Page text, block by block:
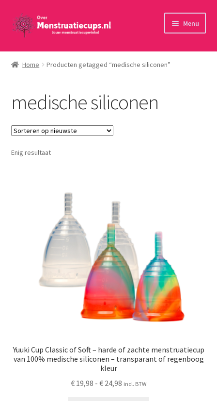
Ga
door
navigatie
Ga
naar
inhoud
Menu
Home
Menstruatiecups
Menstruatiedisks
Menstruatiesponsjes
Schoonmaken
Voordeelpakketten
Proefpakketten
wat je nog meer wil weten
Home Producten getagged “medische siliconen”
medische siliconen
Enig resultaat
Yuuki Cup Classic of Soft – harde of zachte menstruatiecup
van 100% medische siliconen – transparant of regenboog
kleur
€ 19,98 - € 24,98 Prijsklasse:
incl. BTW